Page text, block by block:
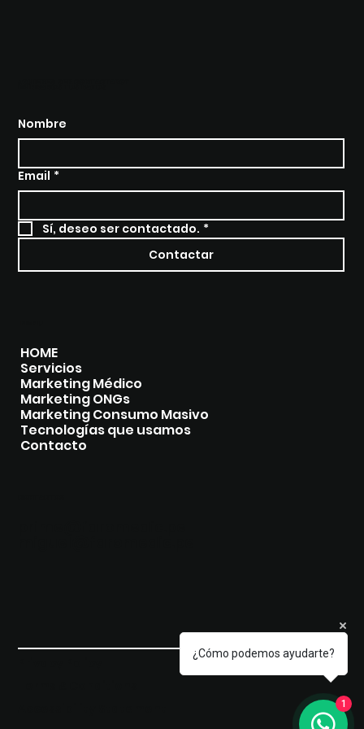
Express
Nombre
Email *
Sí, deseo ser contactado. *
Contactar
HOME
Servicios
Marketing Médico
Marketing ONGs
Marketing Consumo Masivo
Tecnologías que usamos
Contacto
© 2035 by FARO MEDIC.
¿Cómo podemos ayudarte?
1